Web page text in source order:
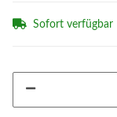
Sofort verfügbar